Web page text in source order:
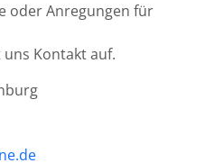
oder Anregungen für
Kontakt auf.